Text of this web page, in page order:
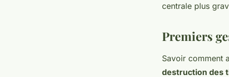
centrale plus
Premiers
Savoir comment
destruction des